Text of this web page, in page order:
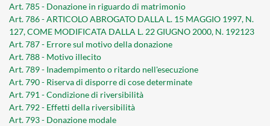
Art. 785 - Donazione in riguardo di matrimonio
Art. 786 - ARTICOLO ABROGATO DALLA L. 15 MAGGIO 1997, N.
127, COME MODIFICATA DALLA L. 22 GIUGNO 2000, N. 192123
Art. 787 - Errore sul motivo della donazione
Art. 788 - Motivo illecito
Art. 789 - Inadempimento o ritardo nell'esecuzione
Art. 790 - Riserva di disporre di cose determinate
Art. 791 - Condizione di riversibilità
Art. 792 - Effetti della riversibilità
Art. 793 - Donazione modale